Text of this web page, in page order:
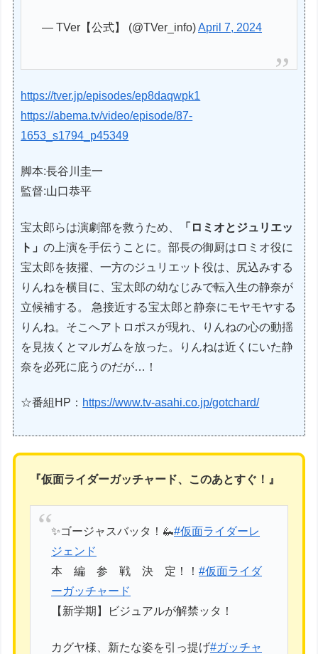
— TVer【公式】 (@TVer_info)April 7, 2024
https://tver.jp/episodes/ep8daqwpk1
https://abema.tv/video/episode/87-
1653_s1794_p45349
脚本:長谷川圭一
監督:山口恭平
宝太郎らは演劇部を救うため、
「ロミオとジュリエッ
ト」の上演を手伝うことに。部長の御厨はロミオ役に
宝太郎を抜擢、一方のジュリエット役は、尻込みする
りんねを横目に、宝太郎の幼なじみで転入生の静奈が
立候補する。 急接近する宝太郎と静奈にモヤモヤする
りんね。そこへアトロポスが現れ、りんねの心の動揺
を見抜くとマルガムを放った。りんねは近くにいた静
奈を必死に庇うのだが…！
☆番組HP： https://www.tv-asahi.co.jp/gotchard/
『仮面ライダーガッチャード、このあとすぐ！』
✨ゴージャスバッタ！🦗#仮面ライダーレ
ジェンド
本 編 参 戦 決 定！！#仮面ライダ
ーガッチャード
【新学期】ビジュアルが解禁ッタ！
カグヤ様、新たな姿を引っ提げ#ガッチャ